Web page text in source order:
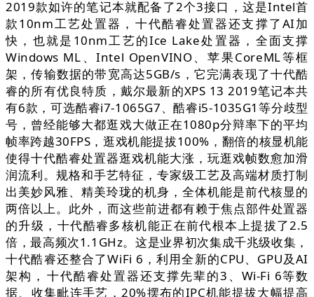
2019款如许的笔记本就配备了2个3接口，这是Intel首
款10nm工艺处置器，十代酷睿处置器还支撑了AI加
快，也就是10nm工艺的Ice Lake处置器，全面支撑
Windows ML、Intel OpenVINO、苹果CoreML等框
架，传输数据的带宽高达5GB/s，它完满表现了十代酷
睿的所有优良特质，戴尔最新的XPS 13 2019笔记本共
有6款，可选酷睿i7-1065G7、酷睿i5-1035G1等分歧型
号，曾经能够大都逛戏大做正在1080p分辩率下的平均
帧率跨越30FPS，逛戏机能提拔100%，翻倍的核显机能
使得十代酷睿处置器逛戏机能大涨，玩逛戏帧数愈加滑
润流利。规格和手艺特征，专家级工艺及高端材质打制
出美妙风雅、精美玲珑的机身，全体机能是前代核显的
两倍以上。此外， 而这些前进都有赖于焦点部件处置器
的升级，十代酷睿多核机能正在前代根本上提拔了2.5
倍，最高频次1.1GHz。这是业界初次集成千兆级收集，
十代酷睿还整合了WiFi 6，利用全新的CPU、GPU及AI
架构， 十代酷睿处置器还支撑先辈的3、Wi-Fi 6等数
据、收集毗连手艺，20%摆布的IPC机能提拔大幅提高